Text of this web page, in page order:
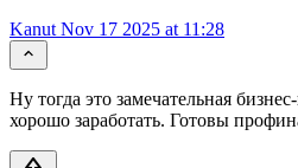
Kanut Nov 17 2025 at 11:28
Ну тогда это замечательная
хорошо заработать. Готовы